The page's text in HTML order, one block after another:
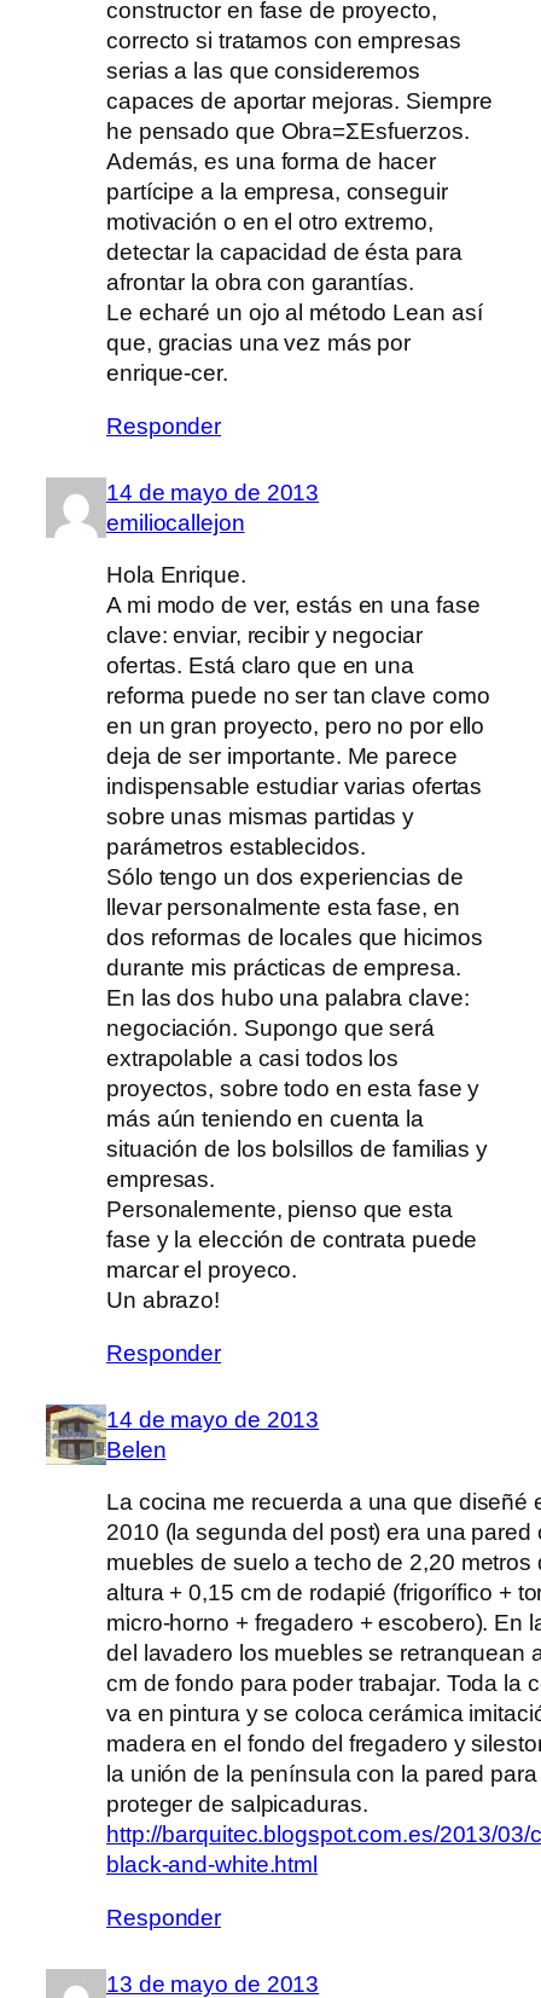
constructor en fase de proyecto,
correcto si tratamos con empresas
serias a las que consideremos
capaces de aportar mejoras. Siempre
he pensado que Obra=ΣEsfuerzos.
Además, es una forma de hacer
partícipe a la empresa, conseguir
motivación o en el otro extremo,
detectar la capacidad de ésta para
afrontar la obra con garantías.
Le echaré un ojo al método Lean así
que, gracias una vez más por
enrique-cer.
Responder
14 de mayo de 2013
emiliocallejon
Hola Enrique.
A mi modo de ver, estás en una fase
clave: enviar, recibir y negociar
ofertas. Está claro que en una
reforma puede no ser tan clave como
en un gran proyecto, pero no por ello
deja de ser importante. Me parece
indispensable estudiar varias ofertas
sobre unas mismas partidas y
parámetros establecidos.
Sólo tengo un dos experiencias de
llevar personalmente esta fase, en
dos reformas de locales que hicimos
durante mis prácticas de empresa.
En las dos hubo una palabra clave:
negociación. Supongo que será
extrapolable a casi todos los
proyectos, sobre todo en esta fase y
más aún teniendo en cuenta la
situación de los bolsillos de familias y
empresas.
Personalemente, pienso que esta
fase y la elección de contrata puede
marcar el proyeco.
Un abrazo!
Responder
14 de mayo de 2013
Belen
La cocina me recuerda a una que diseñé
2010 (la segunda del post) era una pared
muebles de suelo a techo de 2,20 metros
altura + 0,15 cm de rodapié (frigorífico +
micro-horno + fregadero + escobero). En
del lavadero los muebles se retranquean
cm de fondo para poder trabajar. Toda la
va en pintura y se coloca cerámica
madera en el fondo del fregadero y
la unión de la península con la pared para
proteger de salpicaduras.
http://barquitec.blogspot.com.es/2013/03/
black-and-white.html
Responder
13 de mayo de 2013